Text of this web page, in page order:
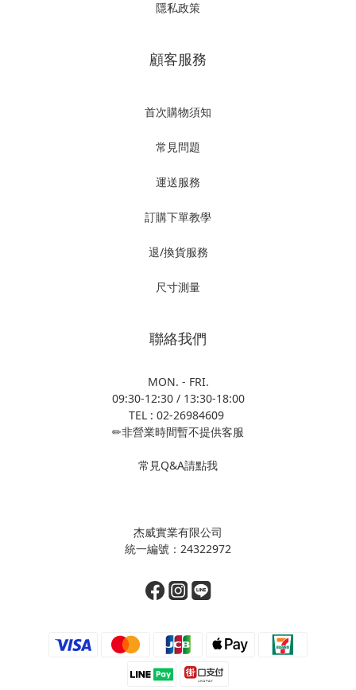
隱私政策
顧客服務
首次購物須知
常見問題
運送服務
訂購下單教學
退/換貨服務
尺寸測量
聯絡我們
MON. - FRI.
09:30-12:30 / 13:30-18:00
TEL : 02-26984609
✏非營業時間暫不提供客服
常見Q&A請點我
杰威實業有限公司
統一編號：24322972